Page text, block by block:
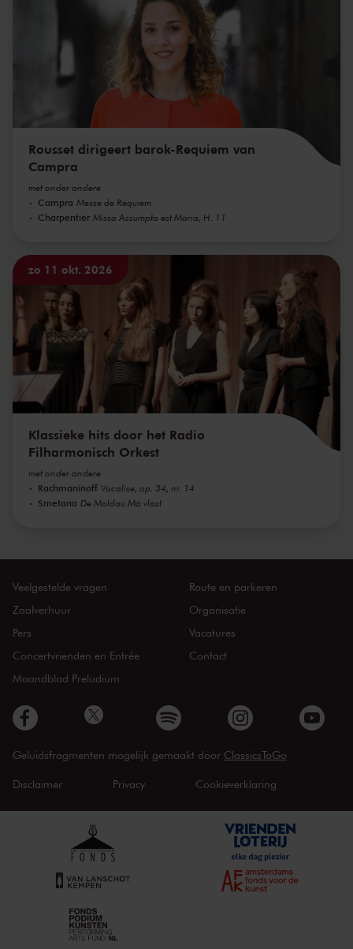
Rousset dirigeert barok-Requiem van
Campra
met onder andere
Campra Messe de Requiem
Charpentier Missa Assumpta est Maria, H. 11
zo 11 okt. 2026
Klassieke hits door het Radio
Filharmonisch Orkest
met onder andere
Rachmaninoff Vocalise, op. 34, nr. 14
Smetana De Moldau Má vlast
Veelgestelde vragen
Zaalverhuur
Pers
Concertvrienden en Entrée
Maandblad Preludium
Route en parkeren
Organisatie
Vacatures
Contact
Geluidsfragmenten mogelijk gemaakt door ClassicsToGo
Disclaimer Privacy Cookieverklaring